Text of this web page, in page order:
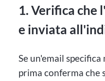
1. Verifica che
e inviata
Se un'email
prima conferma che